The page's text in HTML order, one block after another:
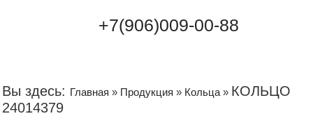
+7(906)009-00-88
Вы здесь: Главная » Продукция » Кольца » КОЛЬЦО
24014379